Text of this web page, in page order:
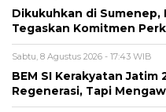
Dikukuhkan di Sumenep,
Tegaskan Komitmen
Sabtu, 8 Agustus 2026 - 17:43 WIB
BEM SI Kerakyatan Jatim
Regenerasi, Tapi